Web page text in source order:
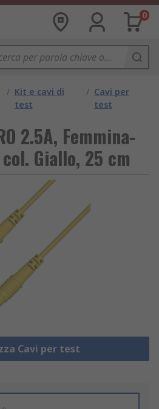
0
/ Kit e cavi di
test
/ Cavi per
test
2.5A, Femmina-
Giallo, 25 cm
Cavi per test